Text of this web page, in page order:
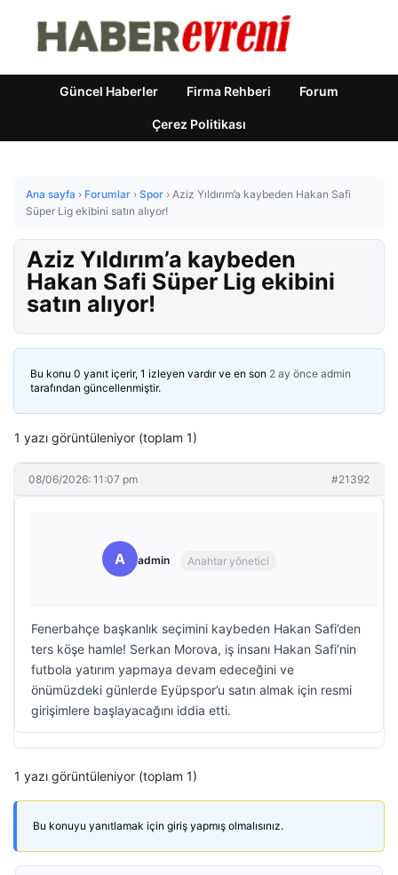
Güncel Haberler Firma Rehberi Forum
Çerez Politikası
Ana sayfa › Forumlar › Spor › Aziz Yıldırım’a kaybeden Hakan Safi
Süper Lig ekibini satın alıyor!
Aziz Yıldırım’a kaybeden
Hakan Safi Süper Lig ekibini
satın alıyor!
Bu konu 0 yanıt içerir, 1 izleyen vardır ve en son 2 ay önce admin
tarafından güncellenmiştir.
1 yazı görüntüleniyor (toplam 1)
08/06/2026: 11:07 pm #21392
A admin Anahtar yönetici
Fenerbahçe başkanlık seçimini kaybeden Hakan Safi’den
ters köşe hamle! Serkan Morova, iş insanı Hakan Safi’nin
futbola yatırım yapmaya devam edeceğini ve
önümüzdeki günlerde Eyüpspor’u satın almak için resmi
girişimlere başlayacağını iddia etti.
1 yazı görüntüleniyor (toplam 1)
Bu konuyu yanıtlamak için giriş yapmış olmalısınız.